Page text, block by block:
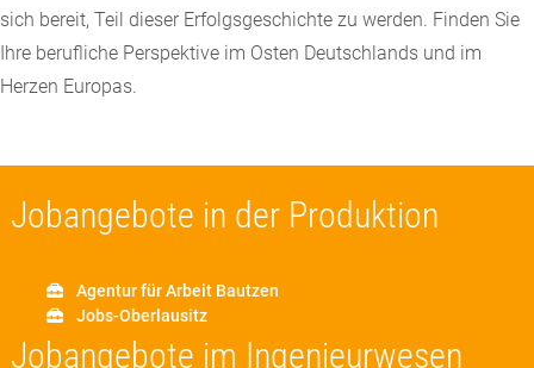
sich bereit, Teil dieser Erfolgsgeschichte zu werden. Finden Sie
Ihre berufliche Perspektive im Osten Deutschlands und im
Herzen Europas.
Jobangebote in der Produktion
Agentur für Arbeit Bautzen
Jobs-Oberlausitz
Jobangebote im Ingenieurwesen